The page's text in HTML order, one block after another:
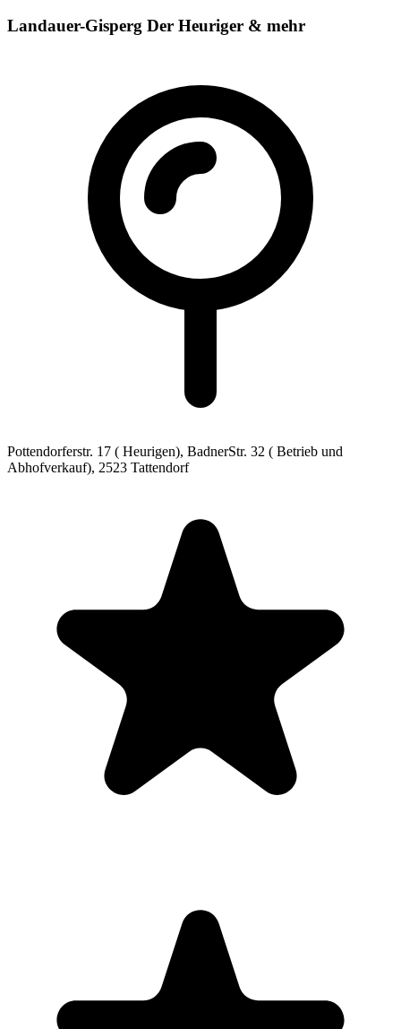
Landauer-Gisperg Der Heuriger & mehr
Pottendorferstr. 17 ( Heurigen), BadnerStr. 32 ( Betrieb und
Abhofverkauf), 2523 Tattendorf